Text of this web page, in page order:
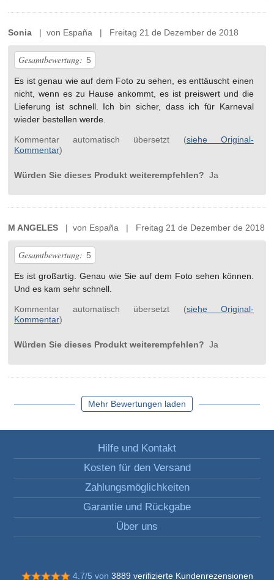
Sonia | von España | Freitag 21 de Dezember de 2018
Gesamtbewertung: 5
Es ist genau wie auf dem Foto zu sehen, es enttäuscht einen
nicht, wenn es zu Hause ankommt, es ist preiswert und die
Lieferung ist schnell. Ich bin sicher, dass ich für Karneval
wieder bestellen werde.
Kommentar automatisch übersetzt (siehe Original-
Kommentar)
Würden Sie dieses Produkt weiterempfehlen? Ja
M ANGELES | von España | Freitag 21 de Dezember de 2018
Gesamtbewertung: 5
Es ist großartig. Genau wie Sie auf dem Foto sehen können.
Und es kam sehr schnell.
Kommentar automatisch übersetzt (siehe Original-
Kommentar)
Würden Sie dieses Produkt weiterempfehlen? Ja
Mehr Bewertungen laden
Hilfe und Kontakt
Kosten für den Versand
Zahlungsmöglichkeiten
Garantie und Rückgabe
Über uns
4.7/5 von 3889 verifizierte Kundenrezensionen